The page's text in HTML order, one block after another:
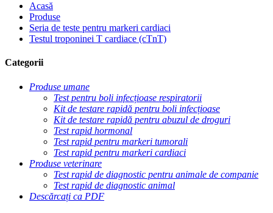
Acasă
Produse
Seria de teste pentru markeri cardiaci
Testul troponinei T cardiace (cTnT)
Categorii
Produse umane
Test pentru boli infecțioase respiratorii
Kit de testare rapidă pentru boli infecțioase
Kit de testare rapidă pentru abuzul de droguri
Test rapid hormonal
Test rapid pentru markeri tumorali
Test rapid pentru markeri cardiaci
Produse veterinare
Test rapid de diagnostic pentru animale de companie
Test rapid de diagnostic animal
Descărcați ca PDF